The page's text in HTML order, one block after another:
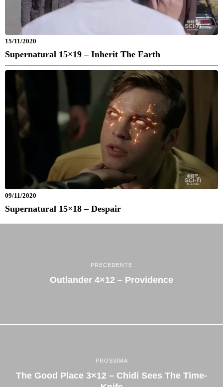
15/11/2020
Supernatural 15×19 – Inherit The Earth
09/11/2020
Supernatural 15×18 – Despair
PRECEDENTE
Outlander 4×12 – Providence
PROSSIMA
The Good Place 3×12 – Chidi Sees The Time-